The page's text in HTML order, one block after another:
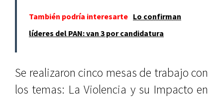
También podría interesarte Lo confirman
líderes del PAN: van 3 por candidatura
Se realizaron cinco mesas de trabajo con
los temas: La Violencia y su Impacto en